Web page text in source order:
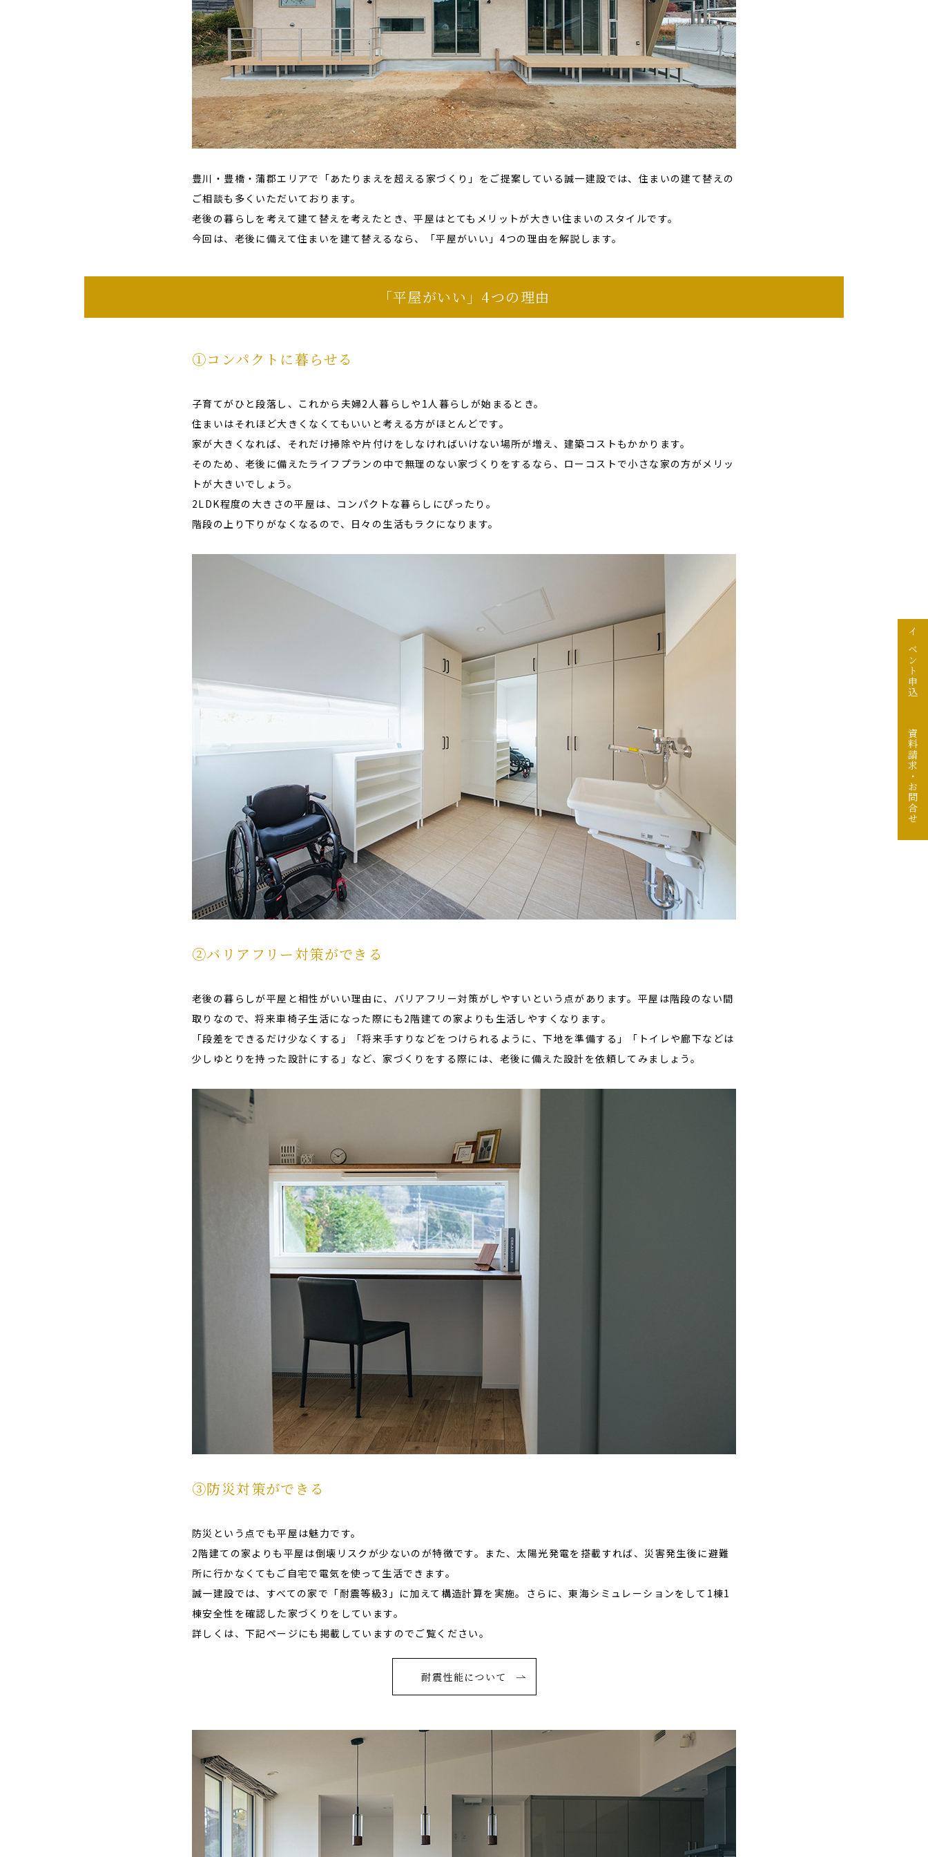
豊川・豊橋・蒲郡エリアで「あたりまえを超える家づくり」をご提案している誠一建設では、住まいの建て替えの
ご相談も多くいただいております。
老後の暮らしを考えて建て替えを考えたとき、平屋はとてもメリットが大きい住まいのスタイルです。
今回は、老後に備えて住まいを建て替えるなら、「平屋がいい」4つの理由を解説します。
「平屋がいい」4つの理由
➀コンパクトに暮らせる
子育てがひと段落し、これから夫婦2人暮らしや1人暮らしが始まるとき。
住まいはそれほど大きくなくてもいいと考える方がほとんどです。
家が大きくなれば、それだけ掃除や片付けをしなければいけない場所が増え、建築コストもかかります。
そのため、老後に備えたライフプランの中で無理のない家づくりをするなら、ローコストで小さな家の方がメリッ
トが大きいでしょう。
2LDK程度の大きさの平屋は、コンパクトな暮らしにぴったり。
階段の上り下りがなくなるので、日々の生活もラクになります。
➁バリアフリー対策ができる
老後の暮らしが平屋と相性がいい理由に、バリアフリー対策がしやすいという点があります。平屋は階段のない間
取りなので、将来車椅子生活になった際にも2階建ての家よりも生活しやすくなります。
「段差をできるだけ少なくする」「将来手すりなどをつけられるように、下地を準備する」「トイレや廊下などは
少しゆとりを持った設計にする」など、家づくりをする際には、老後に備えた設計を依頼してみましょう。
➂防災対策ができる
防災という点でも平屋は魅力です。
2階建ての家よりも平屋は倒壊リスクが少ないのが特徴です。また、太陽光発電を搭載すれば、災害発生後に避難
所に行かなくてもご自宅で電気を使って生活できます。
誠一建設では、すべての家で「耐震等級3」に加えて構造計算を実施。さらに、東海シミュレーションをして1棟1
棟安全性を確認した家づくりをしています。
詳しくは、下記ページにも掲載していますのでご覧ください。
耐震性能について
イベント申込
資料請求・お問合せ